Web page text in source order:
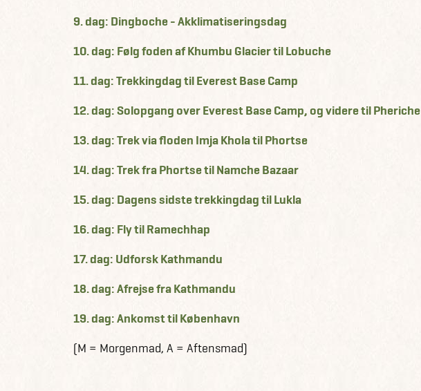
9. dag: Dingboche - Akklimatiseringsdag
10. dag: Følg foden af Khumbu Glacier til Lobuche
11. dag: Trekkingdag til Everest Base Camp
12. dag: Solopgang over Everest Base Camp, og videre til Pheriche
13. dag: Trek via floden Imja Khola til Phortse
14. dag: Trek fra Phortse til Namche Bazaar
15. dag: Dagens sidste trekkingdag til Lukla
16. dag: Fly til Ramechhap
17. dag: Udforsk Kathmandu
18. dag: Afrejse fra Kathmandu
19. dag: Ankomst til København
(M = Morgenmad, A = Aftensmad)